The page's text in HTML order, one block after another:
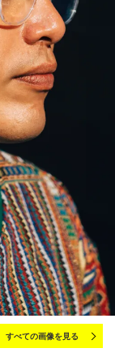
すべての画像を見る